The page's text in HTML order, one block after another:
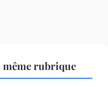
rubrique